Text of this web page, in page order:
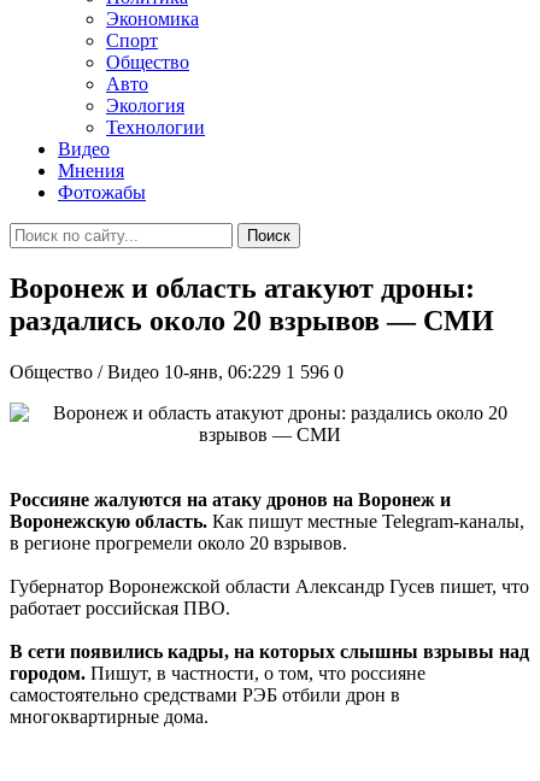
Экономика
Спорт
Общество
Авто
Экология
Технологии
Видео
Мнения
Фотожабы
Поиск
Воронеж и область атакуют дроны:
раздались около 20 взрывов — СМИ
Общество / Видео 10-янв, 06:229 1 596 0
Россияне жалуются на атаку дронов на Воронеж и
Воронежскую область. Как пишут местные Telegram-каналы,
в регионе прогремели около 20 взрывов.
Губернатор Воронежской области Александр Гусев пишет, что
работает российская ПВО.
В сети появились кадры, на которых слышны взрывы над
городом. Пишут, в частности, о том, что россияне
самостоятельно средствами РЭБ отбили дрон в
многоквартирные дома.